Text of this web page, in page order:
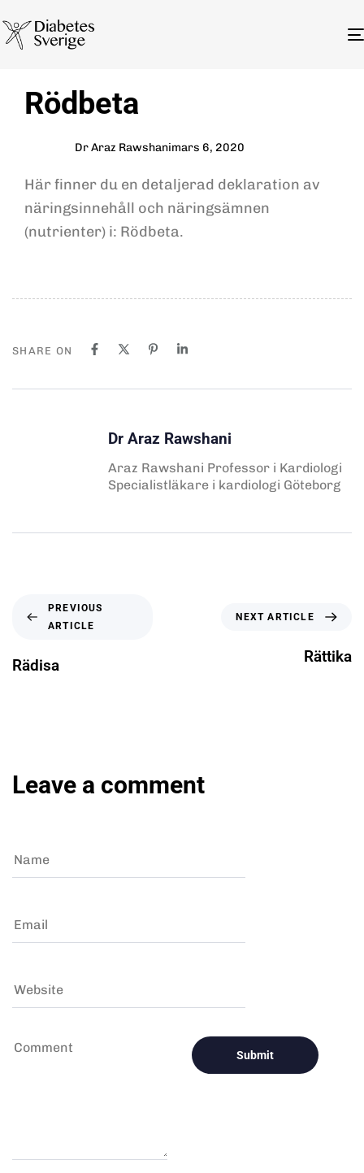
IN:
Rödbeta
Dr Araz Rawshani
on:
mars 6, 2020
Här finner du en detaljerad deklaration av
näringsinnehåll och näringsämnen
(nutrienter) i: Rödbeta.
SHARE ON
Dr Araz Rawshani
Araz Rawshani Professor i Kardiologi
Specialistläkare i kardiologi Göteborg
PREVIOUS
ARTICLE
Rädisa
NEXT ARTICLE
Rättika
Leave a comment